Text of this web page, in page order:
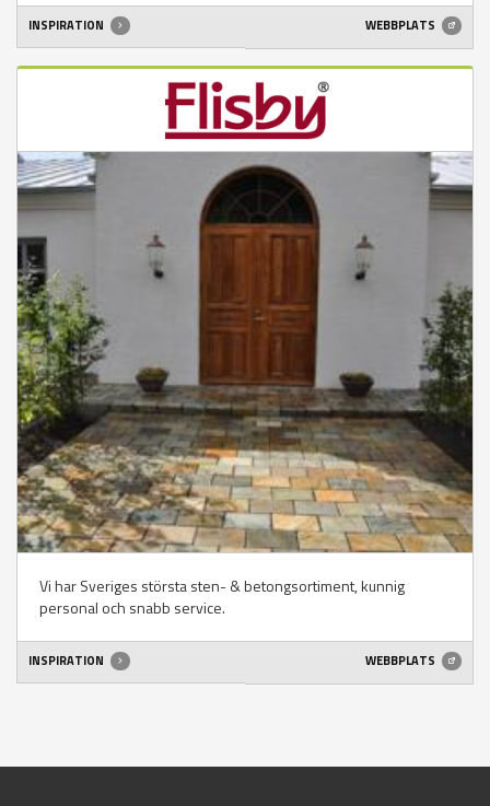
INSPIRATION WEBBPLATS
Vi har Sveriges största sten- & betongsortiment, kunnig
personal och snabb service.
INSPIRATION WEBBPLATS